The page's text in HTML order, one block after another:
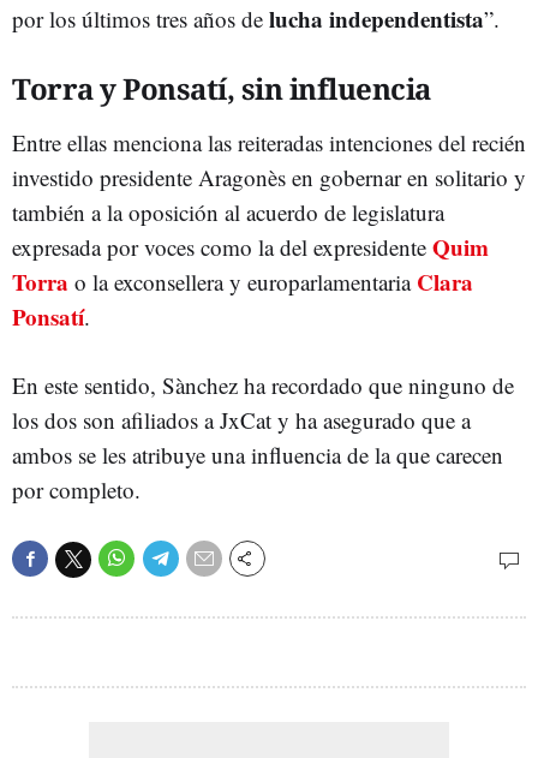
por los últimos tres años de lucha independentista”.
Torra y Ponsatí, sin influencia
Entre ellas menciona las reiteradas intenciones del recién
investido presidente Aragonès en gobernar en solitario y
también a la oposición al acuerdo de legislatura
expresada por voces como la del expresidente Quim
Torra o la exconsellera y europarlamentaria Clara
Ponsatí.
En este sentido, Sànchez ha recordado que ninguno de
los dos son afiliados a JxCat y ha asegurado que a
ambos se les atribuye una influencia de la que carecen
por completo.